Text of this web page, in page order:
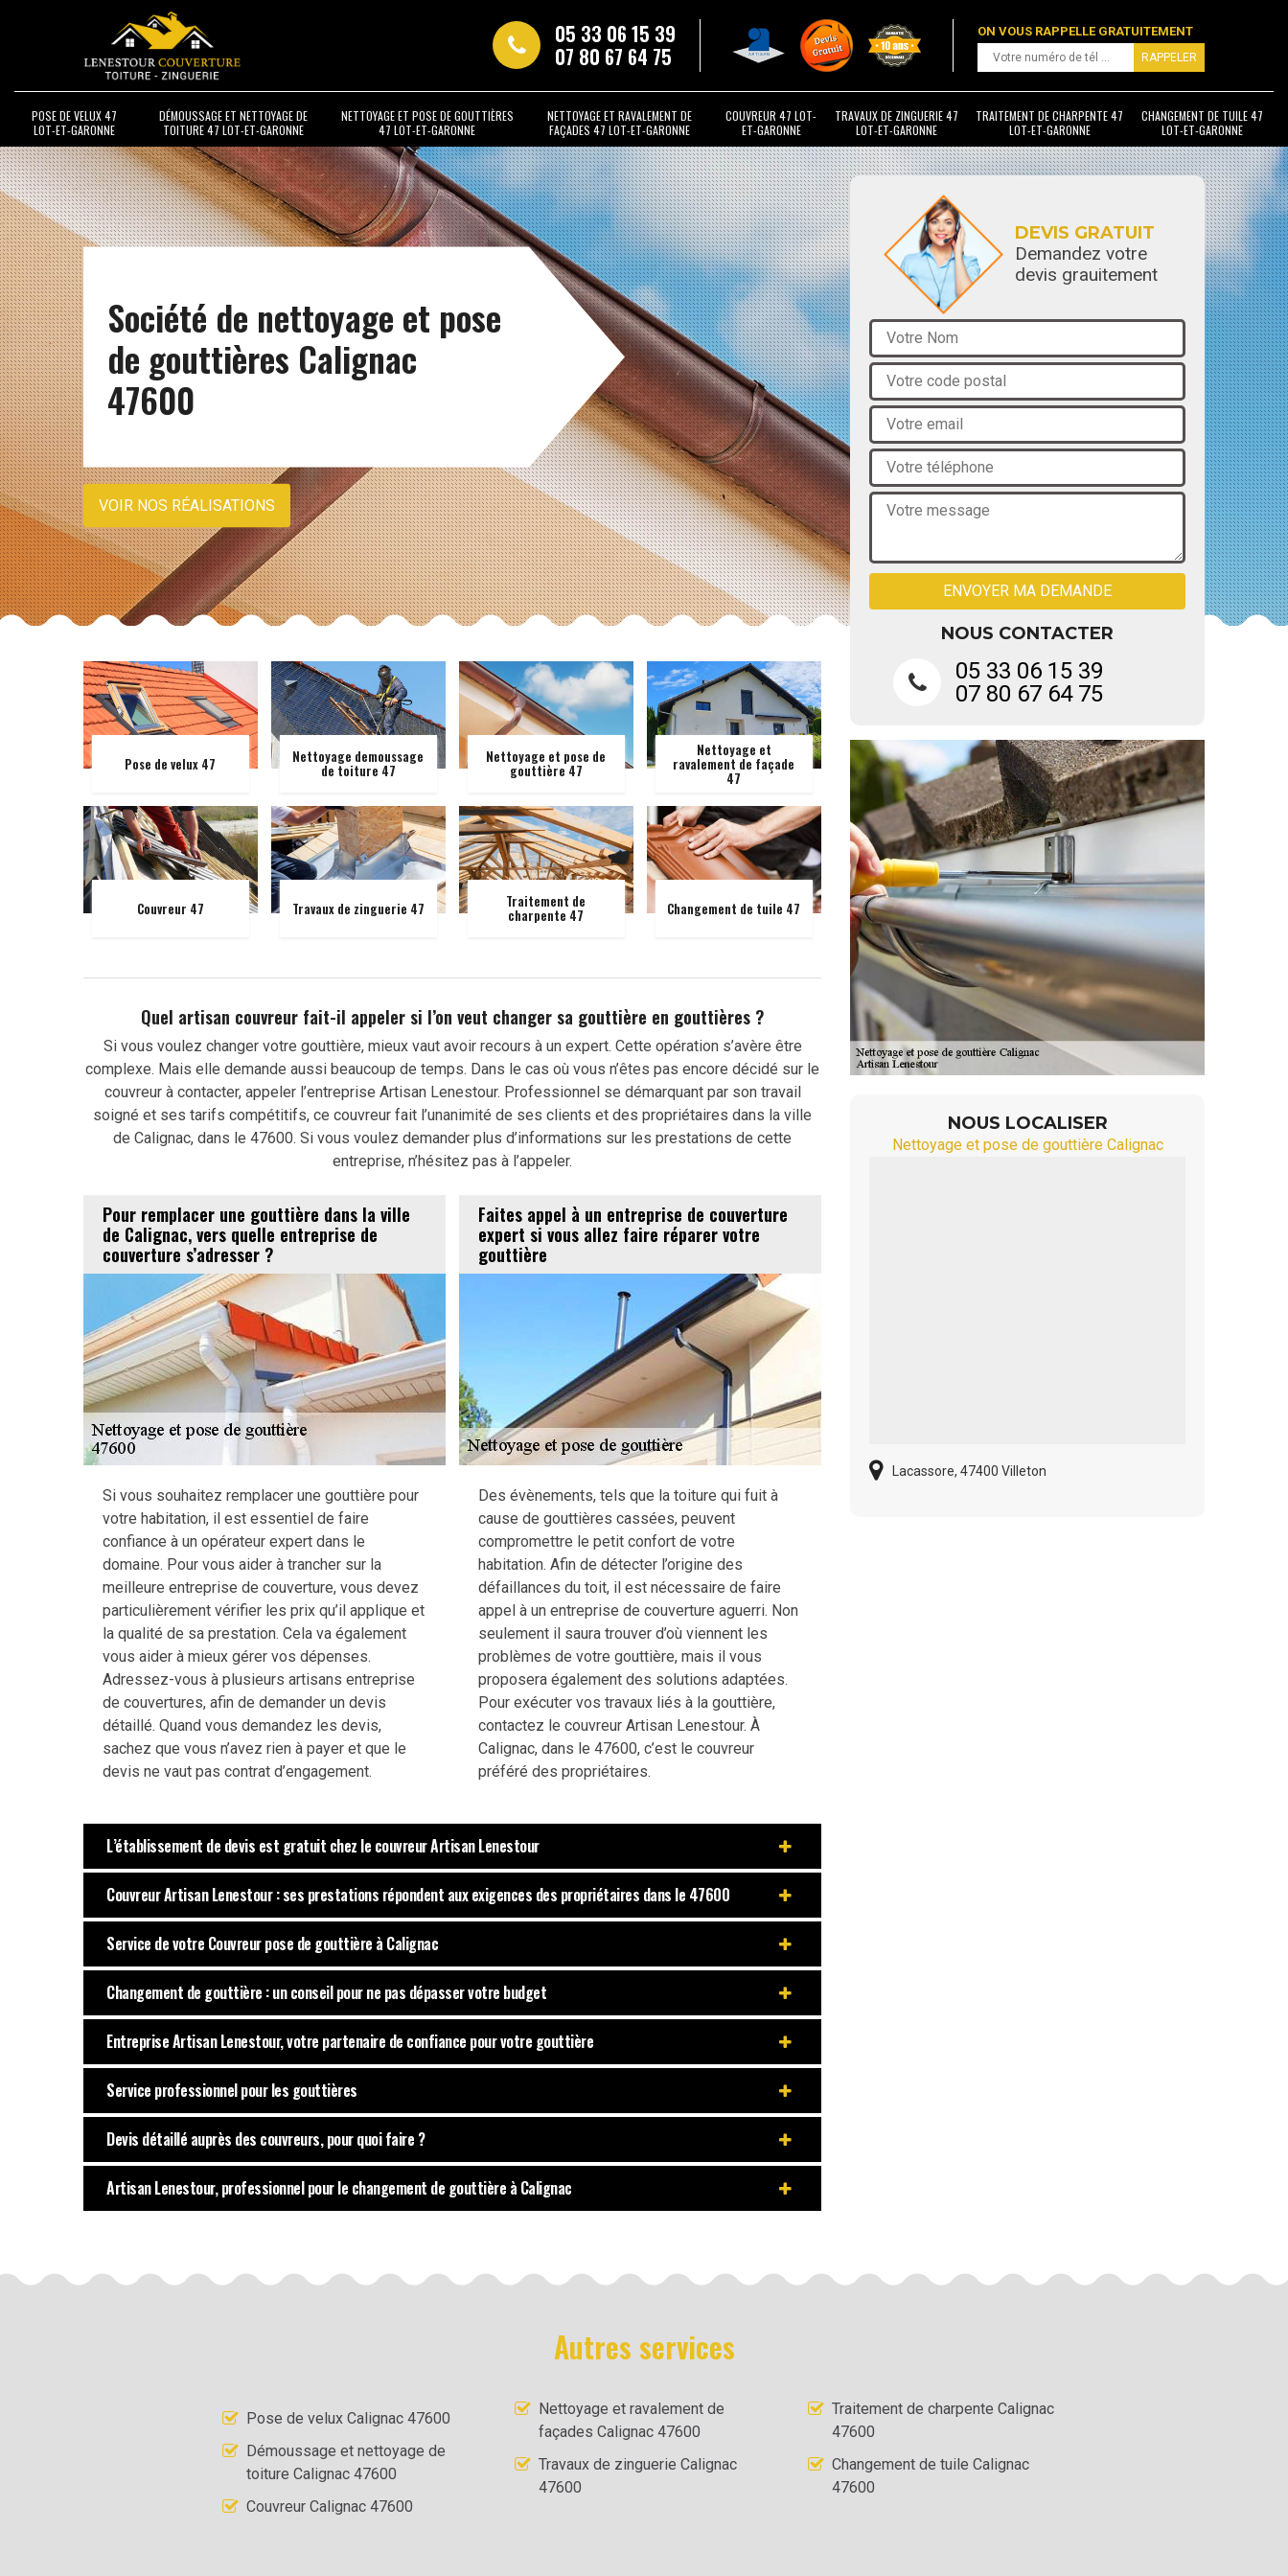
05 33 06 15 39
07 80 67 64 75
ON VOUS RAPPELLE GRATUITEMENT
POSE DE VELUX 47
LOT-ET-GARONNE
DÉMOUSSAGE ET NETTOYAGE DE
TOITURE 47 LOT-ET-GARONNE
NETTOYAGE ET POSE DE GOUTTIÈRES
47 LOT-ET-GARONNE
NETTOYAGE ET RAVALEMENT DE
FAÇADES 47 LOT-ET-GARONNE
COUVREUR 47 LOT-
ET-GARONNE
TRAVAUX DE ZINGUERIE 47
LOT-ET-GARONNE
TRAITEMENT DE CHARPENTE 47
LOT-ET-GARONNE
CHANGEMENT DE TUILE 47
LOT-ET-GARONNE
Société de nettoyage et pose
de gouttières Calignac
47600
VOIR NOS RÉALISATIONS
Pose de velux 47 Nettoyage demoussage
de toiture 47
Nettoyage et pose de
gouttière 47
Nettoyage et
ravalement de façade
47
Couvreur 47 Travaux de zinguerie 47 Traitement de
charpente 47 Changement de tuile 47
Quel artisan couvreur fait-il appeler si l’on veut changer sa gouttière en gouttières ?
Si vous voulez changer votre gouttière, mieux vaut avoir recours à un expert. Cette opération s’avère être
complexe. Mais elle demande aussi beaucoup de temps. Dans le cas où vous n’êtes pas encore décidé sur le
couvreur à contacter, appeler l’entreprise Artisan Lenestour. Professionnel se démarquant par son travail
soigné et ses tarifs compétitifs, ce couvreur fait l’unanimité de ses clients et des propriétaires dans la ville
de Calignac, dans le 47600. Si vous voulez demander plus d’informations sur les prestations de cette
entreprise, n’hésitez pas à l’appeler.
Pour remplacer une gouttière dans la ville
de Calignac, vers quelle entreprise de
couverture s’adresser ?
Si vous souhaitez remplacer une gouttière pour
votre habitation, il est essentiel de faire
confiance à un opérateur expert dans le
domaine. Pour vous aider à trancher sur la
meilleure entreprise de couverture, vous devez
particulièrement vérifier les prix qu’il applique et
la qualité de sa prestation. Cela va également
vous aider à mieux gérer vos dépenses.
Adressez-vous à plusieurs artisans entreprise
de couvertures, afin de demander un devis
détaillé. Quand vous demandez les devis,
sachez que vous n’avez rien à payer et que le
devis ne vaut pas contrat d’engagement.
Faites appel à un entreprise de couverture
expert si vous allez faire réparer votre
gouttière
Des évènements, tels que la toiture qui fuit à
cause de gouttières cassées, peuvent
compromettre le petit confort de votre
habitation. Afin de détecter l’origine des
défaillances du toit, il est nécessaire de faire
appel à un entreprise de couverture aguerri. Non
seulement il saura trouver d’où viennent les
problèmes de votre gouttière, mais il vous
proposera également des solutions adaptées.
Pour exécuter vos travaux liés à la gouttière,
contactez le couvreur Artisan Lenestour. À
Calignac, dans le 47600, c’est le couvreur
préféré des propriétaires.
L’établissement de devis est gratuit chez le couvreur Artisan Lenestour
Couvreur Artisan Lenestour : ses prestations répondent aux exigences des propriétaires dans le 47600
Service de votre Couvreur pose de gouttière à Calignac
Changement de gouttière : un conseil pour ne pas dépasser votre budget
Entreprise Artisan Lenestour, votre partenaire de confiance pour votre gouttière
Service professionnel pour les gouttières
Devis détaillé auprès des couvreurs, pour quoi faire ?
Artisan Lenestour, professionnel pour le changement de gouttière à Calignac
DEVIS GRATUIT
Demandez votre
devis grauitement
NOUS CONTACTER
05 33 06 15 39
07 80 67 64 75
NOUS LOCALISER
Nettoyage et pose de gouttière Calignac
Lacassore, 47400 Villeton
Autres services
Pose de velux Calignac 47600
Démoussage et nettoyage de
toiture Calignac 47600
Couvreur Calignac 47600
Nettoyage et ravalement de
façades Calignac 47600
Travaux de zinguerie Calignac
47600
Traitement de charpente Calignac
47600
Changement de tuile Calignac
47600